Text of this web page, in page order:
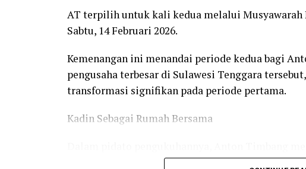
AT terpilih untuk kali kedua melalui
Sabtu, 14 Februari 2026.
Kemenangan ini menandai periode kedua bagi
pengusaha terbesar di Sulawesi Tenggara
transformasi signifikan pada periode pertama.
Kadin Sebagai Rumah Bersama
organisasi profesi, melainkan rumah bagi